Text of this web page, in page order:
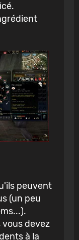
peuvent
(un peu
devez
à la